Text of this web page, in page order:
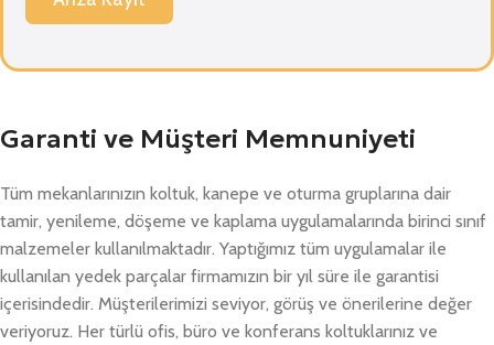
Garanti ve Müşteri Memnuniyeti
Tüm mekanlarınızın koltuk, kanepe ve oturma gruplarına dair
tamir, yenileme, döşeme ve kaplama uygulamalarında birinci sınıf
malzemeler kullanılmaktadır. Yaptığımız tüm uygulamalar ile
kullanılan yedek parçalar firmamızın bir yıl süre ile garantisi
içerisindedir. Müşterilerimizi seviyor, görüş ve önerilerine değer
veriyoruz. Her türlü ofis, büro ve konferans koltuklarınız ve